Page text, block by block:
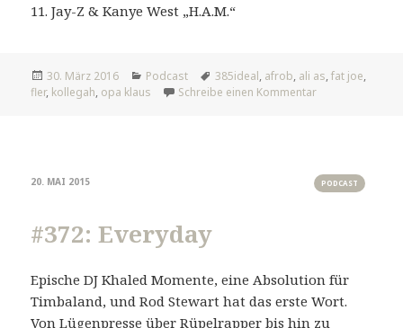
11. Jay-Z & Kanye West „H.A.M.“
Veröffentlicht
am
30. März 2016 Kategorien
Podcast Tags
385ideal, afrob, ali as,fat joe,
fler, kollegah, opa klaus Schreibe einen Kommentarzu #385: All The
20. MAI 2015 PODCAST
#372: Everyday
Epische DJ Khaled Momente, eine Absolution für
Timbaland, und Rod Stewart hat das erste Wort.
Von Lügenpresse über Rüpelrapper bis hin zu